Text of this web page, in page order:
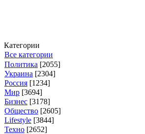
Категории
Все категории
Политика [2055]
Украина [2304]
Россия [1234]
Мир [3694]
Бизнес [3178]
Общество [2605]
Lifestyle [3844]
Техно [2652]